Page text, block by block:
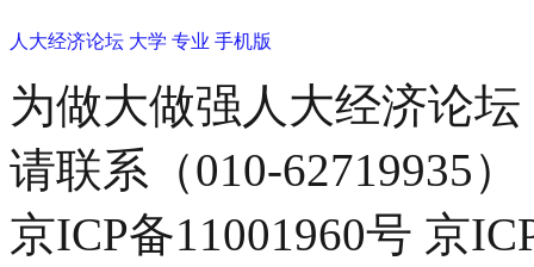
人大经济论坛 大学 专业 手机版
为做大做强人大经济论
请联系（010-62719935）
京ICP备11001960号 京